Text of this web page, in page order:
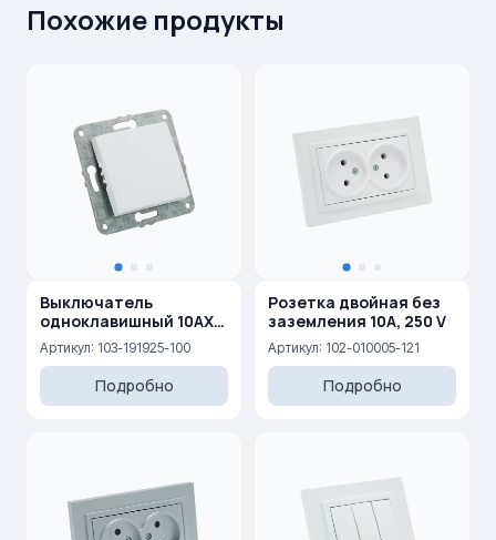
Похожие продукты
Выключатель
одноклавишный 10AX,
250 V
Артикул: 103-191925-100
Подробно
Розетка двойная без
заземления 10A, 250 V
Артикул: 102-010005-121
Подробно